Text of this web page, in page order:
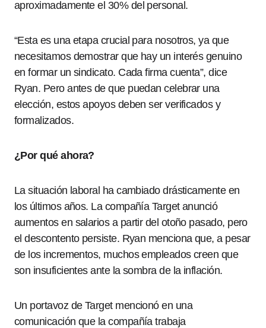
aproximadamente el 30% del personal.
“Esta es una etapa crucial para nosotros, ya que
necesitamos demostrar que hay un interés genuino
en formar un sindicato. Cada firma cuenta”, dice
Ryan. Pero antes de que puedan celebrar una
elección, estos apoyos deben ser verificados y
formalizados.
¿Por qué ahora?
La situación laboral ha cambiado drásticamente en
los últimos años. La compañía Target anunció
aumentos en salarios a partir del otoño pasado, pero
el descontento persiste. Ryan menciona que, a pesar
de los incrementos, muchos empleados creen que
son insuficientes ante la sombra de la inflación.
Un portavoz de Target mencionó en una
comunicación que la compañía trabaja